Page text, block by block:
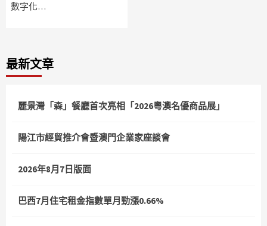
數字化…
最新文章
麗景灣「森」餐廳首次亮相「2026粵澳名優商品展」
陽江市經貿推介會暨澳門企業家座談會
2026年8月7日版面
巴西7月住宅租金指數單月勁漲0.66%